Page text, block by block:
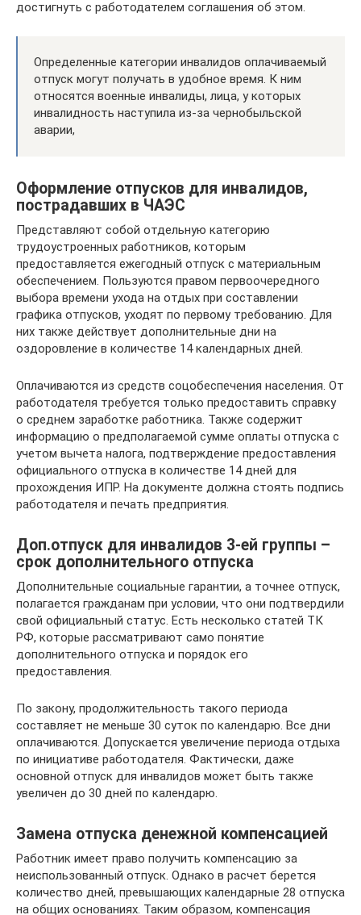
достигнуть с работодателем соглашения об этом.
Определенные категории инвалидов оплачиваемый
отпуск могут получать в удобное время. К ним
относятся военные инвалиды, лица, у которых
инвалидность наступила из-за чернобыльской
аварии,
Оформление отпусков для инвалидов,
пострадавших в ЧАЭС
Представляют собой отдельную категорию
трудоустроенных работников, которым
предоставляется ежегодный отпуск с материальным
обеспечением. Пользуются правом первоочередного
выбора времени ухода на отдых при составлении
графика отпусков, уходят по первому требованию. Для
них также действует дополнительные дни на
оздоровление в количестве 14 календарных дней.
Оплачиваются из средств соцобеспечения населения. От
работодателя требуется только предоставить справку
о среднем заработке работника. Также содержит
информацию о предполагаемой сумме оплаты отпуска с
учетом вычета налога, подтверждение предоставления
официального отпуска в количестве 14 дней для
прохождения ИПР. На документе должна стоять подпись
работодателя и печать предприятия.
Доп.отпуск для инвалидов 3-ей группы –
срок дополнительного отпуска
Дополнительные социальные гарантии, а точнее отпуск,
полагается гражданам при условии, что они подтвердили
свой официальный статус. Есть несколько статей ТК
РФ, которые рассматривают само понятие
дополнительного отпуска и порядок его
предоставления.
По закону, продолжительность такого периода
составляет не меньше 30 суток по календарю. Все дни
оплачиваются. Допускается увеличение периода отдыха
по инициативе работодателя. Фактически, даже
основной отпуск для инвалидов может быть также
увеличен до 30 дней по календарю.
Замена отпуска денежной компенсацией
Работник имеет право получить компенсацию за
неиспользованный отпуск. Однако в расчет берется
количество дней, превышающих календарные 28 отпуска
на общих основаниях. Таким образом, компенсация